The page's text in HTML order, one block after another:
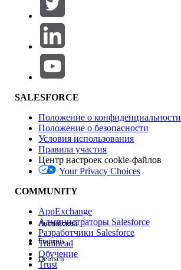
Область продуктов
Влияние на функции
Версия
Возможности
SALESFORCE
Положение о конфиденциальности
Положение о безопасности
Условия использования
Правила участия
Центр настроек cookie-файлов
Your Privacy Choices
COMMUNITY
AppExchange
Администраторы Salesforce
Разработчики Salesforce
Trailhead
Обучение
Trust
Английский
Français
Deutsch